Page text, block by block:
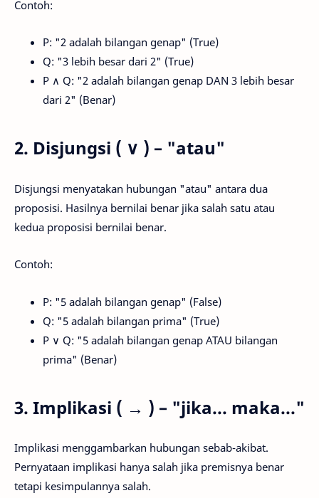
Contoh:
P: "2 adalah bilangan genap" (True)
Q: "3 lebih besar dari 2" (True)
P ∧ Q: "2 adalah bilangan genap DAN 3 lebih besar
dari 2" (Benar)
2. Disjungsi ( ∨ ) – "atau"
Disjungsi menyatakan hubungan "atau" antara dua
proposisi. Hasilnya bernilai benar jika salah satu atau
kedua proposisi bernilai benar.
Contoh:
P: "5 adalah bilangan genap" (False)
Q: "5 adalah bilangan prima" (True)
P ∨ Q: "5 adalah bilangan genap ATAU bilangan
prima" (Benar)
3. Implikasi ( → ) – "jika... maka..."
Implikasi menggambarkan hubungan sebab-akibat.
Pernyataan implikasi hanya salah jika premisnya benar
tetapi kesimpulannya salah.